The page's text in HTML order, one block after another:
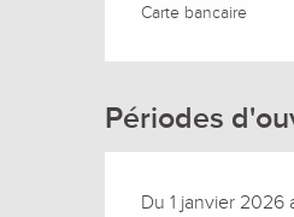
Carte bancaire
Périodes
Du 1 janvier 2026